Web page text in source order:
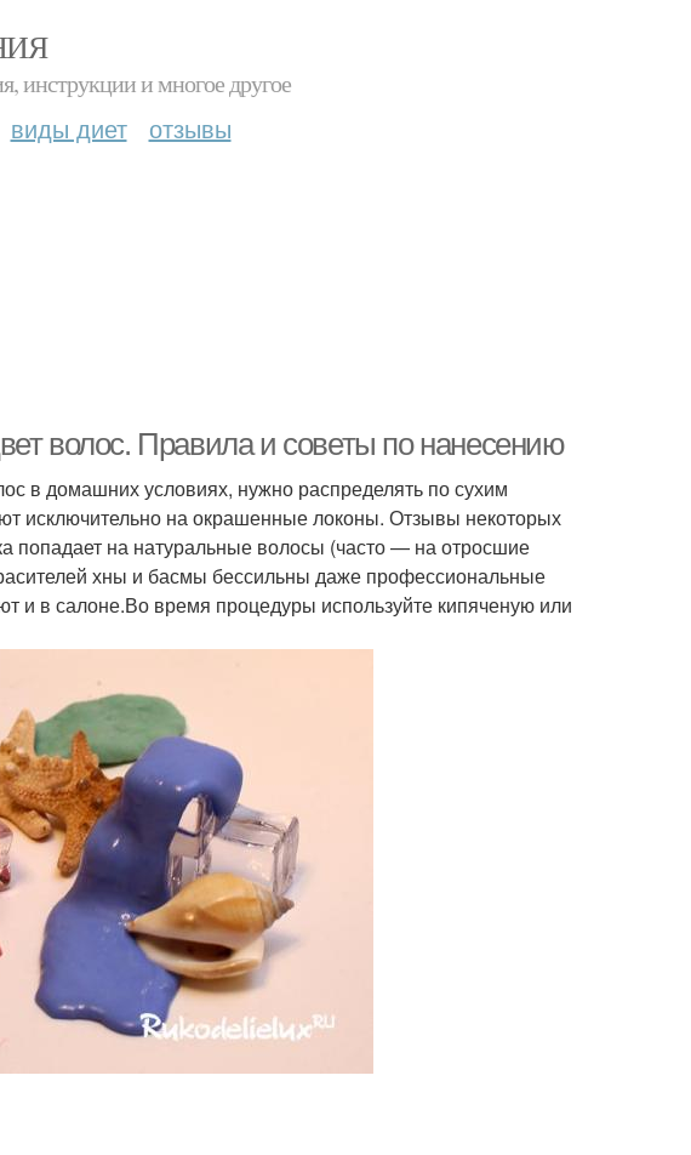
инструкции и многое другое
виды диет отзывы
волос. Правила и советы по нанесению
в домашних условиях, нужно распределять по сухим
исключительно на окрашенные локоны. Отзывы некоторых
на натуральные волосы (часто — на отросшие
хны и басмы бессильны даже профессиональные
и в салоне.Во время процедуры используйте кипяченую или